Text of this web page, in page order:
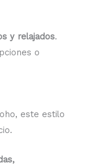
y relajados.
o
este estilo